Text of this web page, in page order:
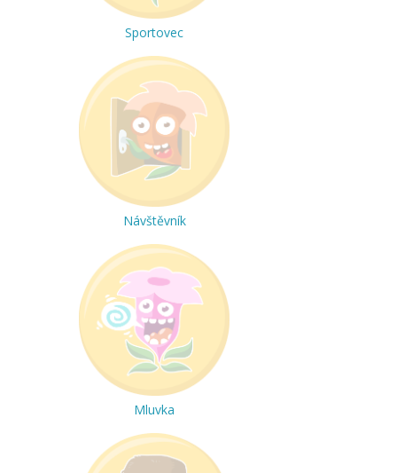
Sportovec
Návštěvník
Mluvka